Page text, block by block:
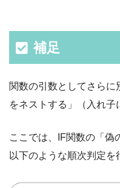
補足
関数の引数としてさらに
をネストする」（入れ子
ここでは、IF関数の「偽
以下のような順次判定を